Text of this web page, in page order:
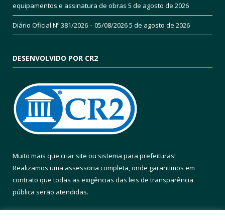
equipamentos e assinatura de obras 5 de agosto de 2026
Diário Oficial Nº 381/2026 – 05/08/20265 de agosto de 2026
DESENVOLVIDO POR CR2
Muito mais que criar site ou sistema para prefeituras!
Realizamos uma assessoria completa, onde garantimos em
contrato que todas as exigências das leis de transparência
pública serão atendidas.